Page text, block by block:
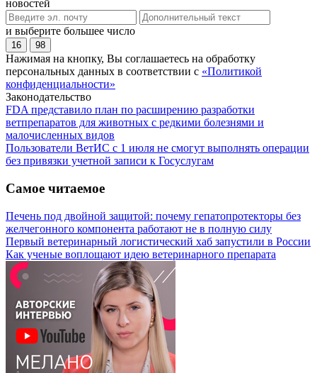
новостей
и выберите большее число
16 98
Нажимая на кнопку, Вы соглашаетесь на обработку
персональных данных в соответствии с «Политикой
конфиденциальности»
Законодательство
FDA представило план по расширению разработки
ветпрепаратов для животных с редкими болезнями и
малочисленных видов
Пользователи ВетИС с 1 июля не смогут выполнять операции
без привязки учетной записи к Госуслугам
Самое читаемое
Печень под двойной защитой: почему гепатопротекторы без
желчегонного компонента работают не в полную силу
Первый ветеринарный логистический хаб запустили в России
Как ученые воплощают идею ветеринарного препарата